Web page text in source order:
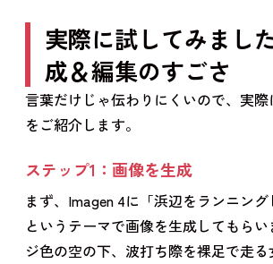
実際に試してみまし
成＆編集のすごさ
言葉だけじゃ伝わりにくいので、実
をご紹介します。
ステップ1：画像を生成
まず、Imagen 4に「浜辺をランニング
というテーマで画像を生成してもら
ジ色の空の下、波打ち際を裸足で走